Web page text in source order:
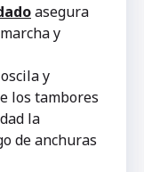
asegura
y
oscila y
los tambores
la
de anchuras